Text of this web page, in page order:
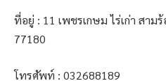
ที่อยู่ : 11 เพชรเกษม ไร่เก่า สาม
77180
โทรศัพท์ : 032688189